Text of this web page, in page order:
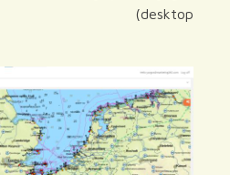
desktop)